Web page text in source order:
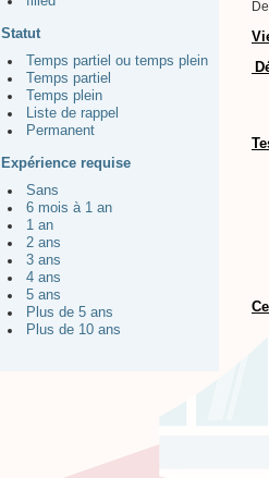
Statut
Temps partiel ou temps plein
Temps partiel
Temps plein
Liste de rappel
Permanent
Expérience requise
Sans
6 mois à 1 an
1 an
2 ans
3 ans
4 ans
5 ans
Plus de 5 ans
Plus de 10 ans